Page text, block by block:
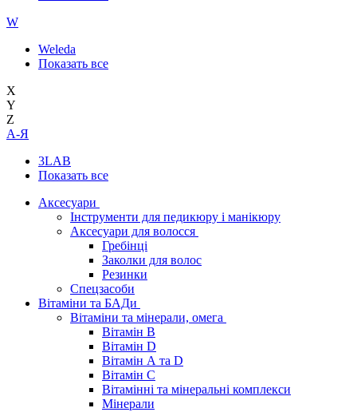
W
Weleda
Показать все
X
Y
Z
А-Я
3LAB
Показать все
Аксесуари
Інструменти для педикюру і манікюру
Аксесуари для волосся
Гребінці
Заколки для волос
Резинки
Спецзасоби
Вітаміни та БАДи
Вітаміни та мінерали, омега
Вітамін B
Вітамін D
Вітамін А та D
Вітамін С
Вітамінні та мінеральні комплекси
Мінерали